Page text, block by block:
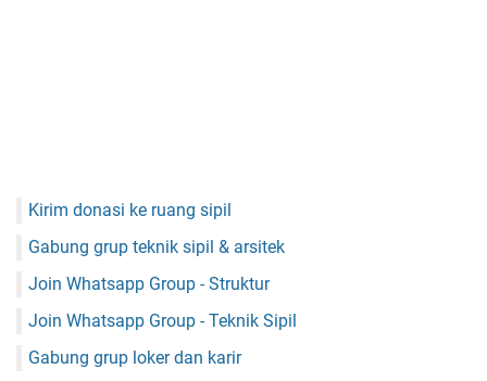
Kirim donasi ke ruang sipil
Gabung grup teknik sipil & arsitek
Join Whatsapp Group - Struktur
Join Whatsapp Group - Teknik Sipil
Gabung grup loker dan karir